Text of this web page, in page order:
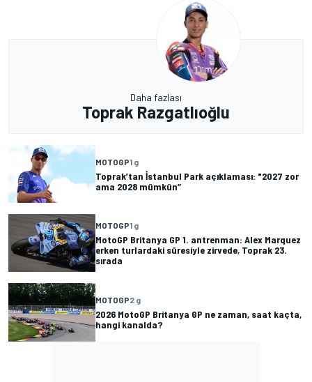
Daha fazlası
Toprak Razgatlıoğlu
MOTOGP1 g
Toprak’tan İstanbul Park açıklaması: "2027 zor
ama 2028 mümkün”
MOTOGP1 g
MotoGP Britanya GP 1. antrenman: Alex Marquez
erken turlardaki süresiyle zirvede, Toprak 23.
sırada
MOTOGP2 g
2026 MotoGP Britanya GP ne zaman, saat kaçta,
hangi kanalda?